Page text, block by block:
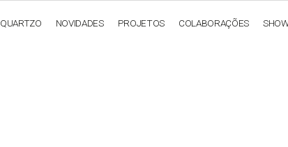
QUARTZO NOVIDADES PROJETOS COLABORAÇÕES